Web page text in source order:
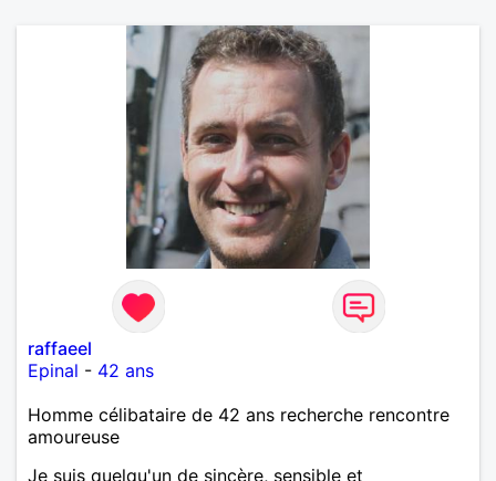
raffaeel
Epinal - 42 ans
Homme célibataire de 42 ans recherche rencontre
amoureuse
Je suis quelqu'un de sincère, sensible et